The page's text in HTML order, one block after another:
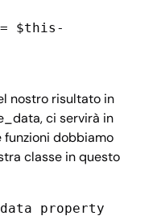
nostro risultato in
ci servirà in
funzioni dobbiamo
classe in questo